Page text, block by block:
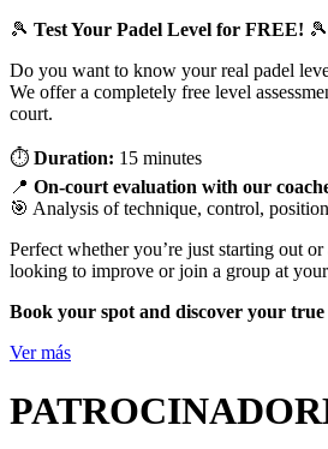
🎾 Test Your Padel Level for FREE! 🎾
Do you want to know your real padel
We offer a completely free level
court.
⏱ Duration: 15 minutes
📍 On-court evaluation with our
🎯 Analysis of technique, control,
Perfect whether you’re just starting out
looking to improve or join a group at
Book your spot and discover your true
Ver más